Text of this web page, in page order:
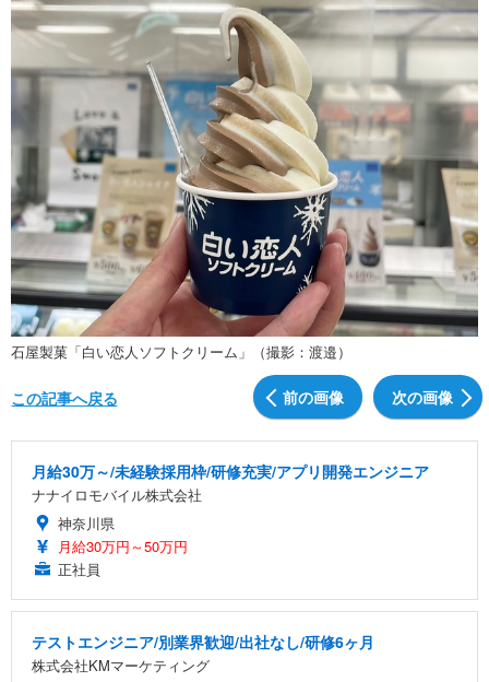
石屋製菓「白い恋人ソフトクリーム」（撮影：渡邉）
前の画像 次の画像
この記事へ戻る
月給30万～/未経験採用枠/研修充実/アプリ開発エンジニア
ナナイロモバイル株式会社
神奈川県
月給30万円～50万円
正社員
テストエンジニア/別業界歓迎/出社なし/研修6ヶ月
株式会社KMマーケティング